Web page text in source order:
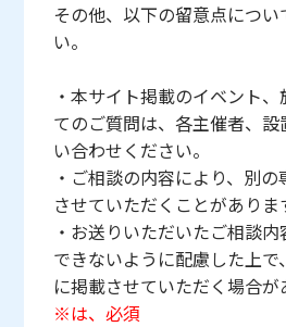
その他、以下の留意点につい
い。
・本サイト掲載のイベント
てのご質問は、各主催者、
い合わせください。
・ご相談の内容により、別
させていただくことがありま
・お送りいただいたご相談
できないように配慮した上で
に掲載させていただく場合が
※は、必須